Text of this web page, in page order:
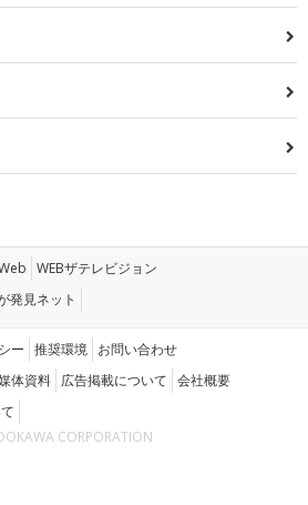
WEBザテレビジョン
発見ネット
ー 推奨環境 お問い合わせ
体資料 広告掲載について 会社概要
CORPORATION